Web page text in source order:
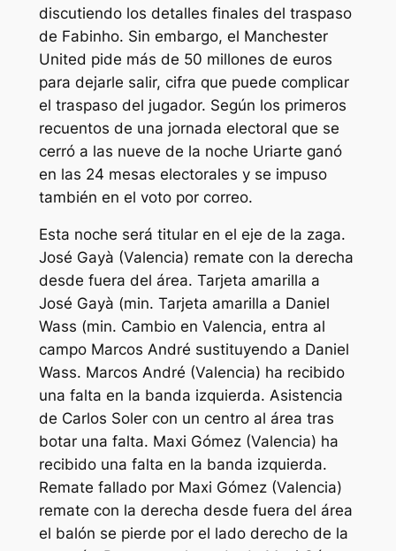
discutiendo los detalles finales del traspaso
de Fabinho. Sin embargo, el Manchester
United pide más de 50 millones de euros
para dejarle salir, cifra que puede complicar
el traspaso del jugador. Según los primeros
recuentos de una jornada electoral que se
cerró a las nueve de la noche Uriarte ganó
en las 24 mesas electorales y se impuso
también en el voto por correo.
Esta noche será titular en el eje de la zaga.
José Gayà (Valencia) remate con la derecha
desde fuera del área. Tarjeta amarilla a
José Gayà (min. Tarjeta amarilla a Daniel
Wass (min. Cambio en Valencia, entra al
campo Marcos André sustituyendo a Daniel
Wass. Marcos André (Valencia) ha recibido
una falta en la banda izquierda. Asistencia
de Carlos Soler con un centro al área tras
botar una falta. Maxi Gómez (Valencia) ha
recibido una falta en la banda izquierda.
Remate fallado por Maxi Gómez (Valencia)
remate con la derecha desde fuera del área
el balón se pierde por el lado derecho de la